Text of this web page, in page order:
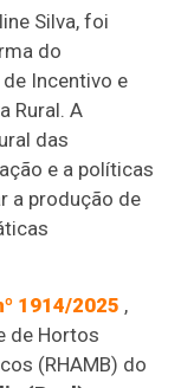
Silva, foi
do
Incentivo e
Rural. A
das
e a políticas
a produção de
1914/2025 ,
de Hortos
(RHAMB) do